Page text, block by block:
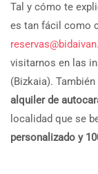
Tal y cómo te
es tan fácil como
visitarnos en las
(Bizkaia).
alquiler de
localidad que se
personalizado y